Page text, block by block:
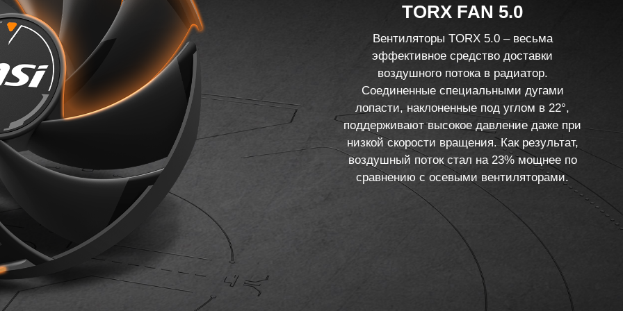
TORX FAN 5.0
Вентиляторы TORX 5.0 – весьма
эффективное средство доставки
воздушного потока в радиатор.
Соединенные специальными дугами
лопасти, наклоненные под углом в 22°,
поддерживают высокое давление даже при
низкой скорости вращения. Как результат,
воздушный поток стал на 23% мощнее по
сравнению с осевыми вентиляторами.